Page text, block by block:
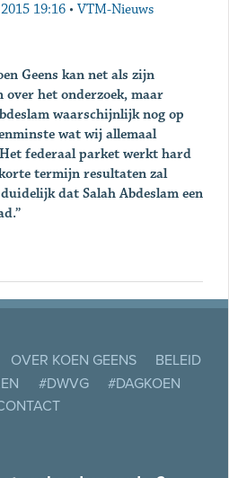
19:16 • VTM-Nieuws
Geens kan net als zijn
over het onderzoek, maar
waarschijnlijk nog op
wat wij allemaal
federaal parket werkt hard
termijn resultaten zal
dat Salah Abdeslam een
OVER KOEN GEENS
BELEID
#DWVG
#DAGKOEN